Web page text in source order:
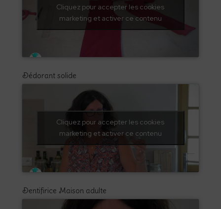
Cliquez pour accepter les cookies
marketing et activer ce contenu
Dédorant solide
Cliquez pour accepter les cookies
marketing et activer ce contenu
Dentifirice Maison adulte